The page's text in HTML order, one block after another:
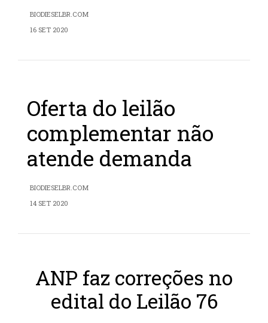
BIODIESELBR.COM
16 SET 2020
Oferta do leilão
complementar não
atende demanda
BIODIESELBR.COM
14 SET 2020
ANP faz correções no
edital do Leilão 76